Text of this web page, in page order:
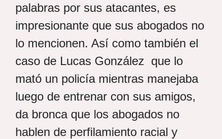
palabras por sus atacantes, es
impresionante que sus abogados no
lo mencionen. Así como también el
caso de Lucas González que lo
mató un policía mientras manejaba
luego de entrenar con sus amigos,
da bronca que los abogados no
hablen de perfilamiento racial y